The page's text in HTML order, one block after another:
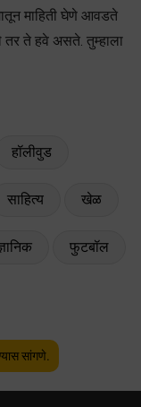
माहिती घेणे आवडते
तर ते हवे असते. तुम्हाला
हॉलीवुड
साहित्य खेळ
फुटबॉल
सांगणे.